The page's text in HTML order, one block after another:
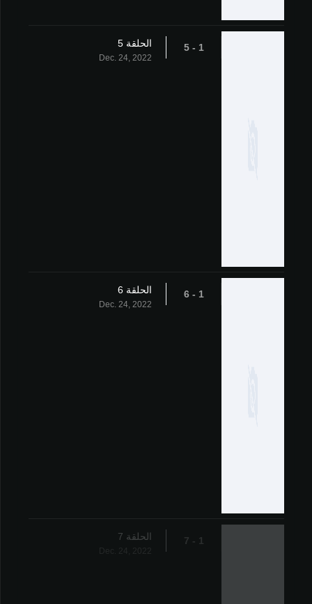
1 - 5 الحلقة 5
Dec. 24, 2022
1 - 6 الحلقة 6
Dec. 24, 2022
1 - 7 الحلقة 7